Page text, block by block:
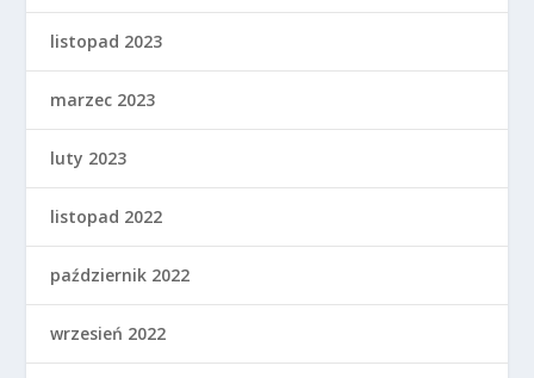
listopad 2023
marzec 2023
luty 2023
listopad 2022
październik 2022
wrzesień 2022